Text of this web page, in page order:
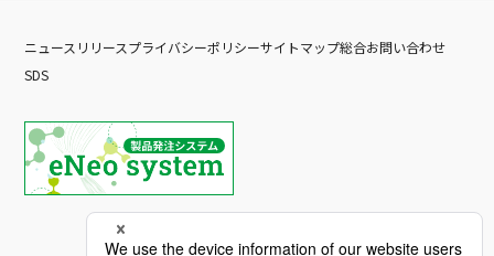
ニュースリリースプライバシーポリシーサイトマップ総合お問い合わせ
SDS